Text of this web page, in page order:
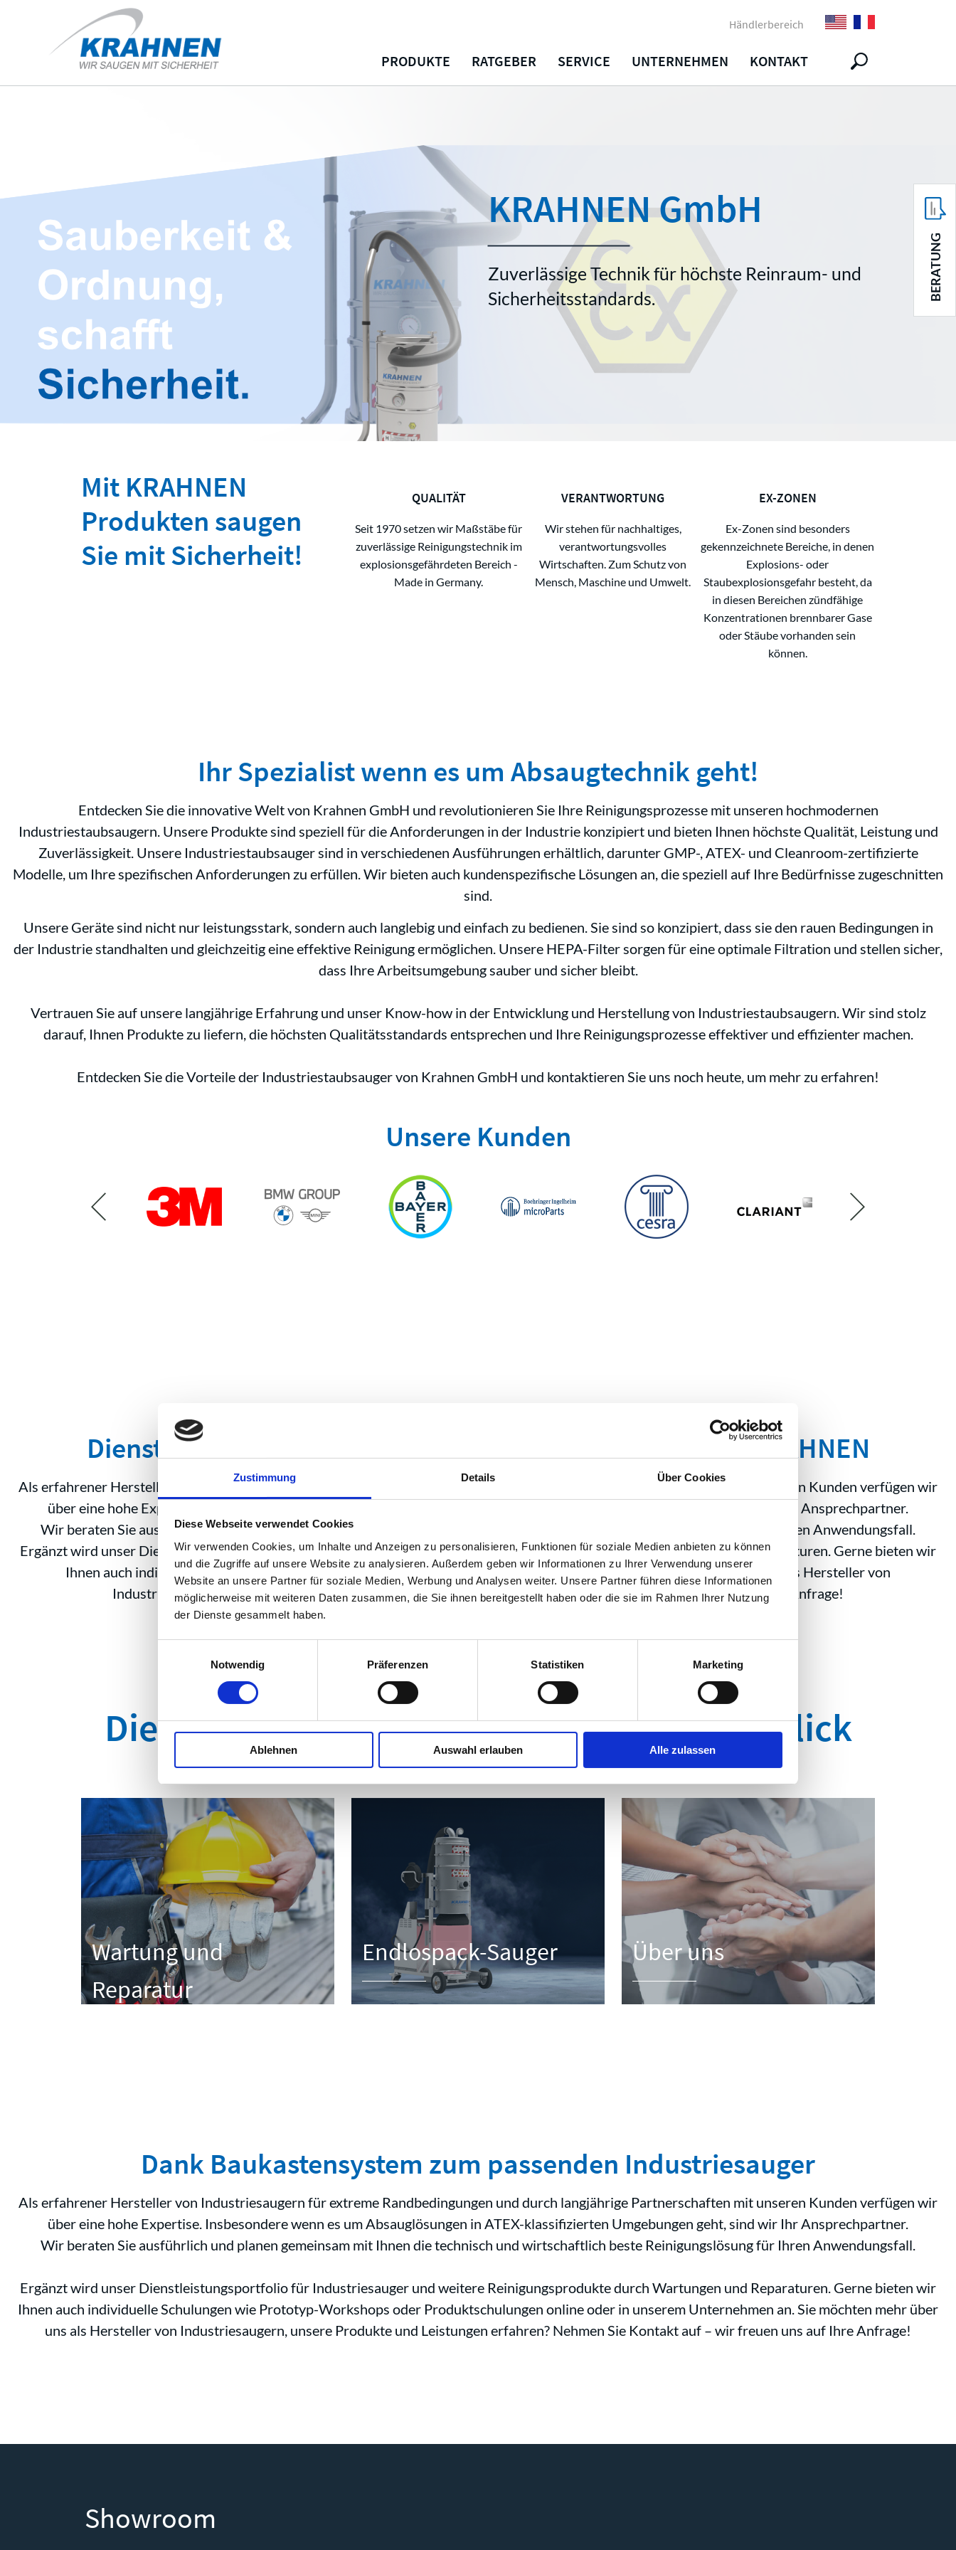
Zustimmung Details Über Cookies
Diese Webseite verwendet Cookies
Wir verwenden Cookies, um Inhalte und Anzeigen zu personalisieren, Funktionen für soziale Medien anbieten zu können
und die Zugriffe auf unsere Website zu analysieren. Außerdem geben wir Informationen zu Ihrer Verwendung unserer
Website an unsere Partner für soziale Medien, Werbung und Analysen weiter. Unsere Partner führen diese Informationen
möglicherweise mit weiteren Daten zusammen, die Sie ihnen bereitgestellt haben oder die sie im Rahmen Ihrer Nutzung
der Dienste gesammelt haben.
Notwendig
Präferenzen Statistiken Marketing
Ablehnen Auswahl erlauben Alle zulassen
Händlerbereich
PRODUKTE RATGEBER SERVICE UNTERNEHMEN KONTAKT
BERATUNG
KRAHNEN GmbH
Zuverlässige Technik für höchste Reinraum- und
Sicherheitsstandards.
Mit KRAHNEN
Produkten saugen
Sie mit Sicherheit!
Seit 1970 setzen wir Maßstäbe für
zuverlässige Reinigungstechnik im
explosionsgefährdeten Bereich -
Made in Germany.
VERANTWORTUNG
Wir stehen für nachhaltiges,
verantwortungsvolles
Wirtschaften. Zum Schutz von
Mensch, Maschine und Umwelt.
EX-ZONEN
Ex-Zonen sind besonders
gekennzeichnete Bereiche, in denen
Explosions- oder
Staubexplosionsgefahr besteht, da
in diesen Bereichen zündfähige
Konzentrationen brennbarer Gase
oder Stäube vorhanden sein
können.
Ihr Spezialist wenn es um Absaugtechnik geht!
Entdecken Sie die innovative Welt von Krahnen GmbH und revolutionieren Sie Ihre Reinigungsprozesse mit unseren hochmodernen
Industriestaubsaugern. Unsere Produkte sind speziell für die Anforderungen in der Industrie konzipiert und bieten Ihnen höchste Qualität, Leistung und
Zuverlässigkeit. Unsere Industriestaubsauger sind in verschiedenen Ausführungen erhältlich, darunter GMP-, ATEX- und Cleanroom-zertifizierte
Modelle, um Ihre spezifischen Anforderungen zu erfüllen. Wir bieten auch kundenspezifische Lösungen an, die speziell auf Ihre Bedürfnisse zugeschnitten
sind.
Unsere Geräte sind nicht nur leistungsstark, sondern auch langlebig und einfach zu bedienen. Sie sind so konzipiert, dass sie den rauen Bedingungen in
der Industrie standhalten und gleichzeitig eine effektive Reinigung ermöglichen. Unsere HEPA-Filter sorgen für eine optimale Filtration und stellen sicher,
dass Ihre Arbeitsumgebung sauber und sicher bleibt.
Vertrauen Sie auf unsere langjährige Erfahrung und unser Know-how in der Entwicklung und Herstellung von Industriestaubsaugern. Wir sind stolz
darauf, Ihnen Produkte zu liefern, die höchsten Qualitätsstandards entsprechen und Ihre Reinigungsprozesse effektiver und effizienter machen.
Entdecken Sie die Vorteile der Industriestaubsauger von Krahnen GmbH und kontaktieren Sie uns noch heute, um mehr zu erfahren!
Unsere Kunden
Dienstleistungen von Ihrem Industriesauger-Hersteller KRAHNEN
Als erfahrener Hersteller von Industriesaugern für extreme Randbedingungen und durch langjährige Partnerschaften mit unseren Kunden verfügen wir
über eine hohe Expertise. Insbesondere wenn es um Absauglösungen in ATEX-klassifizierten Umgebungen geht, sind wir Ihr Ansprechpartner.
Wir beraten Sie ausführlich und planen gemeinsam mit Ihnen die technisch und wirtschaftlich beste Reinigungslösung für Ihren Anwendungsfall.
Ergänzt wird unser Dienstleistungsportfolio für Industriesauger und weitere Reinigungsprodukte durch Wartungen und Reparaturen. Gerne bieten wir
Ihnen auch individuelle Schulungen wie Prototyp-Workshops oder Produktschulungen an. Sie möchten mehr über uns als Hersteller von
Industriesaugern, unsere Produkte und Leistungen erfahren? Nehmen Sie Kontakt auf – wir freuen uns auf Ihre Anfrage!
Die wichtigsten Informationen auf einen Blick
Wartung und
Reparatur
Endlospack-Sauger Über uns
Dank Baukastensystem zum passenden Industriesauger
Als erfahrener Hersteller von Industriesaugern für extreme Randbedingungen und durch langjährige Partnerschaften mit unseren Kunden verfügen wir
über eine hohe Expertise. Insbesondere wenn es um Absauglösungen in ATEX-klassifizierten Umgebungen geht, sind wir Ihr Ansprechpartner.
Wir beraten Sie ausführlich und planen gemeinsam mit Ihnen die technisch und wirtschaftlich beste Reinigungslösung für Ihren Anwendungsfall.
Ergänzt wird unser Dienstleistungsportfolio für Industriesauger und weitere Reinigungsprodukte durch Wartungen und Reparaturen. Gerne bieten wir
Ihnen auch individuelle Schulungen wie Prototyp-Workshops oder Produktschulungen online oder in unserem Unternehmen an. Sie möchten mehr über
uns als Hersteller von Industriesaugern, unsere Produkte und Leistungen erfahren? Nehmen Sie Kontakt auf – wir freuen uns auf Ihre Anfrage!
Showroom